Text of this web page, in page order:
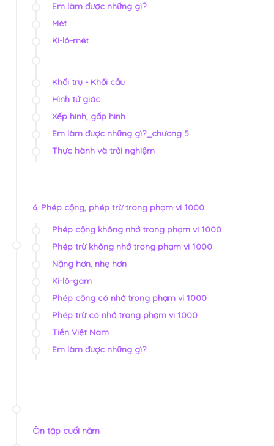
Em làm được những gì?
Mét
Ki-lô-mét
Khối trụ - Khối cầu
Hình tứ giác
Xếp hình, gấp hình
Em làm được những gì?_chương 5
Thực hành và trải nghiệm
6. Phép cộng, phép trừ trong phạm vi 1000
Phép cộng không nhớ trong phạm vi 1000
Phép trừ không nhớ trong phạm vi 1000
Nặng hơn, nhẹ hơn
Ki-lô-gam
Phép cộng có nhớ trong phạm vi 1000
Phép trừ có nhớ trong phạm vi 1000
Tiền Việt Nam
Em làm được những gì?
Ôn tập cuối năm